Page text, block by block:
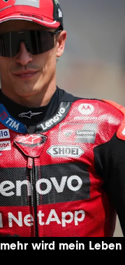
wird mein Leben